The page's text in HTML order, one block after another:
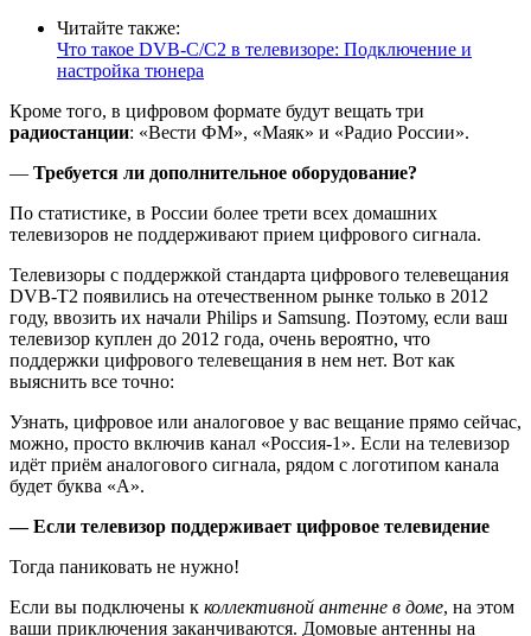
Читайте также:
Что такое DVB-C/C2 в телевизоре: Подключение и
настройка тюнера
Кроме того, в цифровом формате будут вещать три
радиостанции: «Вести ФМ», «Маяк» и «Радио России».
— Требуется ли дополнительное оборудование?
По статистике, в России более трети всех домашних
телевизоров не поддерживают прием цифрового сигнала.
Телевизоры с поддержкой стандарта цифрового телевещания
DVB-T2 появились на отечественном рынке только в 2012
году, ввозить их начали Philips и Samsung. Поэтому, если ваш
телевизор куплен до 2012 года, очень вероятно, что
поддержки цифрового телевещания в нем нет. Вот как
выяснить все точно:
Узнать, цифровое или аналоговое у вас вещание прямо сейчас,
можно, просто включив канал «Россия-1». Если на телевизор
идёт приём аналогового сигнала, рядом с логотипом канала
будет буква «А».
— Если телевизор поддерживает цифровое телевидение
Тогда паниковать не нужно!
Если вы подключены к коллективной антенне в доме, на этом
ваши приключения заканчиваются. Домовые антенны на